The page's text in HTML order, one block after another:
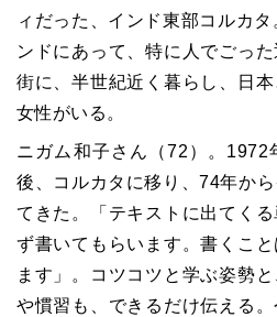
ィだった、インド東部コルカ
ンドにあって、特に人でごっ
街に、半世紀近く暮らし、日
女性がいる。
ニガム和子さん（72）。1972
後、コルカタに移り、74年か
てきた。「テキストに出てく
ず書いてもらいます。書くこ
ます」。コツコツと学ぶ姿勢
や慣習も、できるだけ伝える